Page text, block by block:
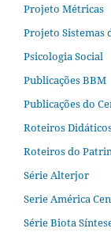
Projeto Métricas
Projeto Sistemas
Psicologia Social
Publicações BBM
Publicações do
Roteiros Didáticos
Roteiros do
Série Alterjor
Serie América
Série Biota